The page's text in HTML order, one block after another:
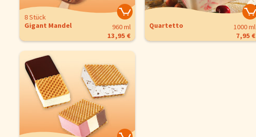
8 Stück
Gigant Mandel
960 ml
13,95 €
Quartetto
1000 ml
7,95 €